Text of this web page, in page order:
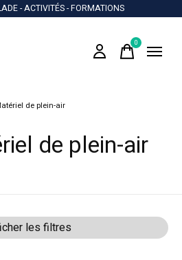
- ACTIVITÉS - FORMATIONS
0items
de plein-air
de plein-air
les filtres